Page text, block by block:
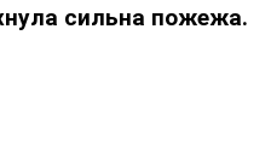
сильна пожежа.